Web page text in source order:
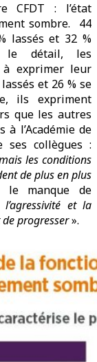
CFDT : l’état
sombre. 44
lassés et 32 %
le détail, les
à exprimer leur
et 26 % se
ils expriment
que les autres
à l’Académie de
ses collègues :
les conditions
de plus en plus
manque de
l’agressivité et la
progresser».